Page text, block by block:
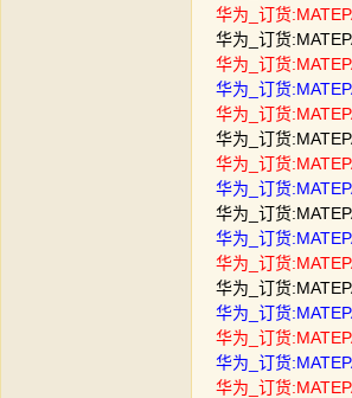
华为_订货
华为_订货
华为_订货
华为_订货
华为_订货
华为_订货
华为_订货
华为_订货
华为_订货
华为_订货
华为_订货
华为_订货
华为_订货
华为_订货
华为_订货
华为_订货